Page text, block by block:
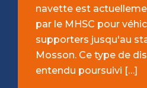
navette est
par le MHSC pour
supporters jusqu'au
Mosson. Ce type de
entendu poursuivi […]